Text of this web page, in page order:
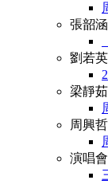
張韶涵
劉若英
梁靜茹
周興哲
演唱